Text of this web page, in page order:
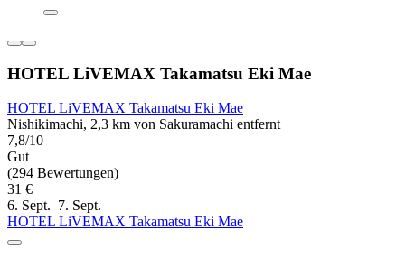
HOTEL LiVEMAX Takamatsu Eki Mae
HOTEL LiVEMAX Takamatsu Eki Mae
Nishikimachi, 2,3 km von Sakuramachi entfernt
7,8/10
Gut
(294 Bewertungen)
31 €
6. Sept.–7. Sept.
HOTEL LiVEMAX Takamatsu Eki Mae